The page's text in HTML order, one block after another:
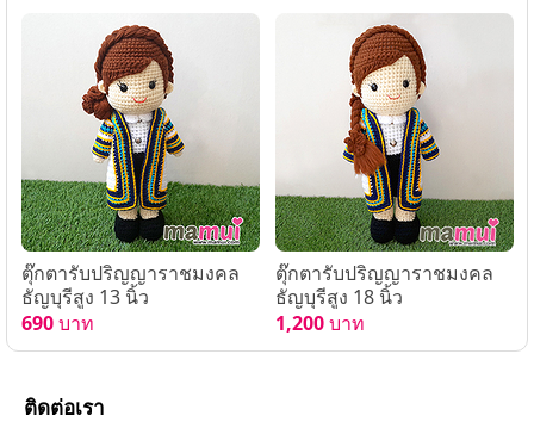
ตุ๊กตารับปริญญาราชมงคล
ธัญบุรีสูง 13 นิ้ว
690บาท
ตุ๊กตารับปริญญาราชมงคล
ธัญบุรีสูง 18 นิ้ว
1,200บาท
ติดต่อเรา